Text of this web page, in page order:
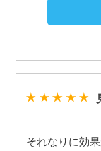
それなりに効